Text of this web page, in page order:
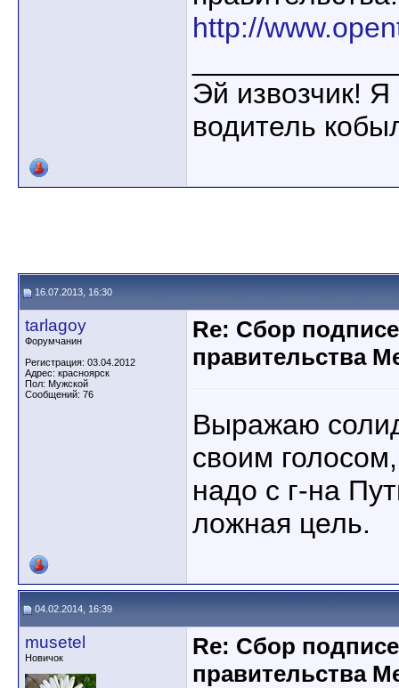
http://
Эй извозчик! Я
водитель
16.07.2013, 16:30
tarlagoy
Форумчанин
Регистрация: 03.04.2012
Адрес: красноярск
Пол: Мужской
Сообщений: 76
Re: Сбор
правительства
Выражаю
своим
надо с г-на
ложная цель.
04.02.2014, 16:39
musetel
Новичок
Re: Сбор
правительства